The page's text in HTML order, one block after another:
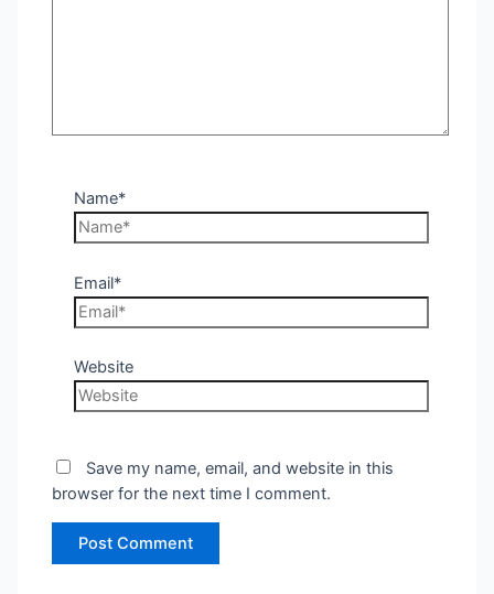
Name*
Email*
Website
Save my name, email, and website in this
browser for the next time I comment.